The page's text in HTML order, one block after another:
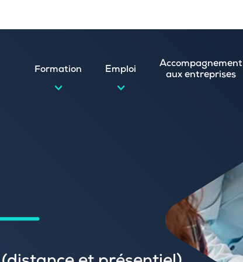
Formation Emploi
et postuler en ligne
spontanée
Accompagnement
aux entreprises